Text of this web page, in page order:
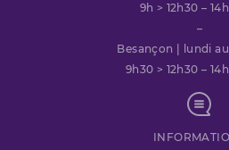
9h > 12h30 –
–
Besançon | lundi
9h30 > 12h30 –